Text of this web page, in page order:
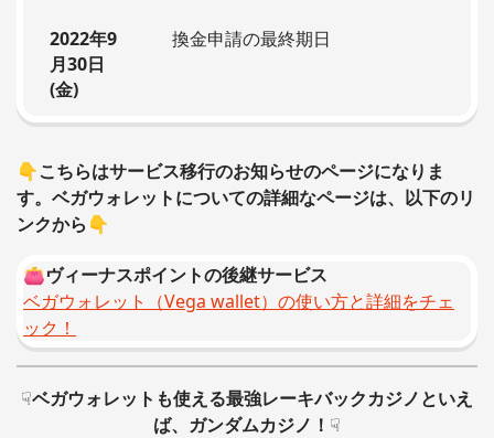
2022年9
月30日
(金)
換金申請の最終期日
👇こちらはサービス移行のお知らせのページになりま
す。ベガウォレットについての詳細なページは、以下のリ
ンクから👇
👛ヴィーナスポイントの後継サービス
ベガウォレット（Vega wallet）の使い方と詳細をチェ
ック！
☟ベガウォレットも使える最強レーキバックカジノといえ
ば、ガンダムカジノ！ ☟